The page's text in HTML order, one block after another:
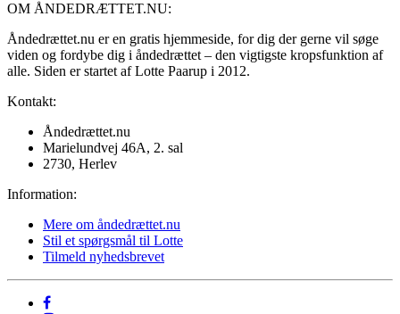
OM ÅNDEDRÆTTET.NU:
Åndedrættet.nu er en gratis hjemmeside, for dig der gerne vil søge
viden og fordybe dig i åndedrættet – den vigtigste kropsfunktion af
alle. Siden er startet af Lotte Paarup i 2012.
Kontakt:
Åndedrættet.nu
Marielundvej 46A, 2. sal
2730, Herlev
Information:
Mere om åndedrættet.nu
Stil et spørgsmål til Lotte
Tilmeld nyhedsbrevet